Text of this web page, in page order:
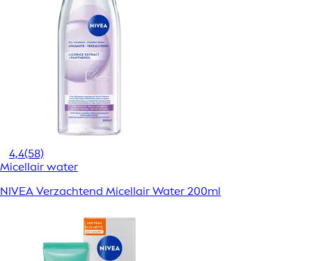
4,4(58)
Micellair water
NIVEA Verzachtend Micellair Water 200ml